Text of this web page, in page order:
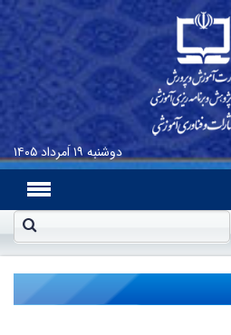
دوشنبه۱۹ اَمرداد ۱۴۰۵